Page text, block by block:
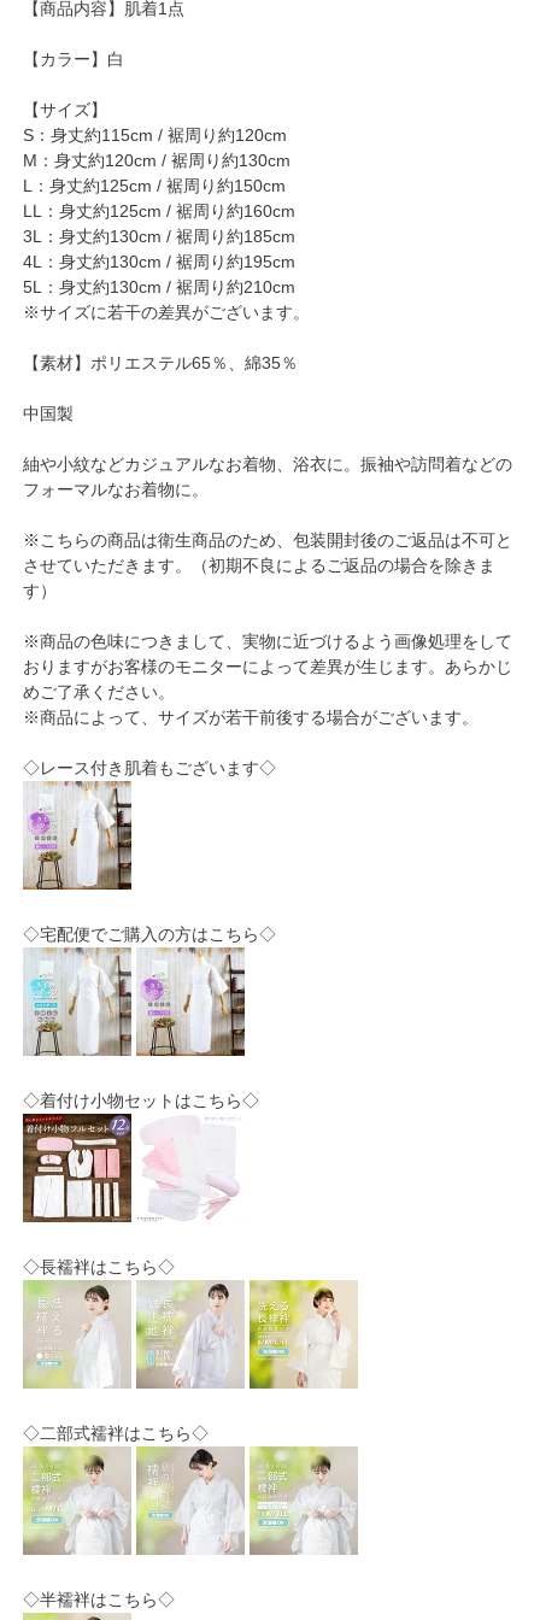
【商品内容】肌着1点
【カラー】白
【サイズ】
S：身丈約115cm / 裾周り約120cm
M：身丈約120cm / 裾周り約130cm
L：身丈約125cm / 裾周り約150cm
LL：身丈約125cm / 裾周り約160cm
3L：身丈約130cm / 裾周り約185cm
4L：身丈約130cm / 裾周り約195cm
5L：身丈約130cm / 裾周り約210cm
※サイズに若干の差異がございます。
【素材】ポリエステル65％、綿35％
中国製
紬や小紋などカジュアルなお着物、浴衣に。振袖や訪問着などの
フォーマルなお着物に。
※こちらの商品は衛生商品のため、包装開封後のご返品は不可と
させていただきます。（初期不良によるご返品の場合を除きま
す）
※商品の色味につきまして、実物に近づけるよう画像処理をして
おりますがお客様のモニターによって差異が生じます。あらかじ
めご了承ください。
※商品によって、サイズが若干前後する場合がございます。
◇レース付き肌着もございます◇
◇宅配便でご購入の方はこちら◇
◇着付け小物セットはこちら◇
◇長襦袢はこちら◇
◇二部式襦袢はこちら◇
◇半襦袢はこちら◇